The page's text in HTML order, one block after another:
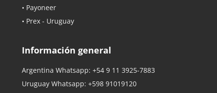
• Payoneer
• Prex - Uruguay
Información general
Argentina Whatsapp: +54 9 11 3925-7883
Uruguay Whatsapp: +598 91019120